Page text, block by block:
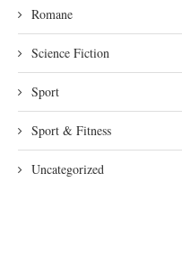
Romane
Science Fiction
Sport
Sport & Fitness
Uncategorized